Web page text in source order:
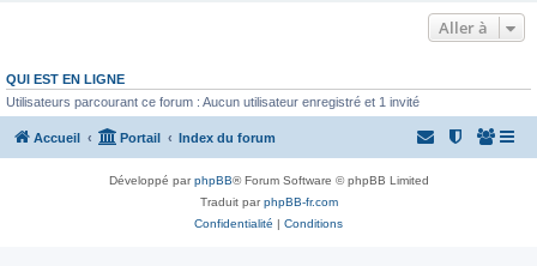
Aller à
QUI EST EN LIGNE
Utilisateurs parcourant ce forum : Aucun utilisateur enregistré et 1 invité
Accueil Portail Index du forum
Développé parphpBB® Forum Software © phpBB Limited
Traduit parphpBB-fr.com
Confidentialité | Conditions